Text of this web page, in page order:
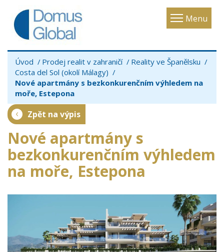
Menu
Toggle
Úvod Prodej realit v zahraničí
Reality ve Španělsku
Costa del Sol (okolí Málagy)
Nové apartmány s bezkonkurenčním výhledem na
moře, Estepona
Zpět na výpis
Nové apartmány s
bezkonkurenčním výhledem
na moře, Estepona